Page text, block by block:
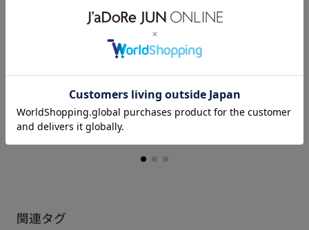
日本橋三越
ゆうこ (160cm)
骨格： ストレート
パーソナルカラー： ブルべ夏
普段のトップスサイズ： M
着用サイズ : M
カラー : ブラック (01)
関連タグ